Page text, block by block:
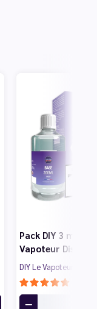
Pack DIY 3 mg
Vapoteur
DIY Le Vapoteur